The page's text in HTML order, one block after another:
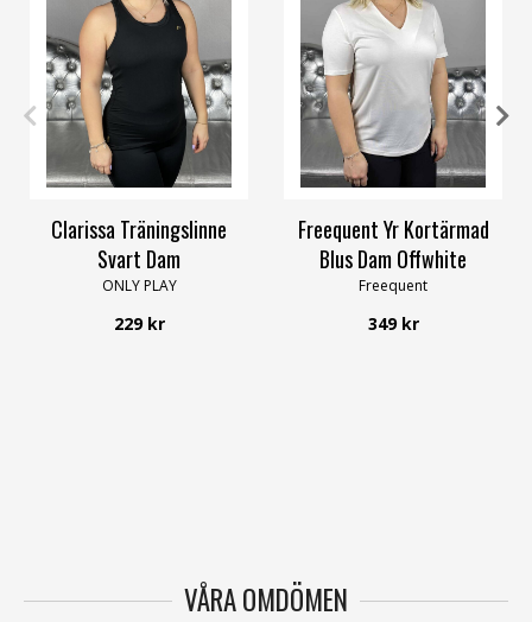
XS
Clarissa Träningslinne
Svart Dam
ONLY PLAY
229 kr
XS S M XL XXL
Freequent Yr Kortärmad
Blus Dam Offwhite
Freequent
349 kr
VÅRA OMDÖMEN